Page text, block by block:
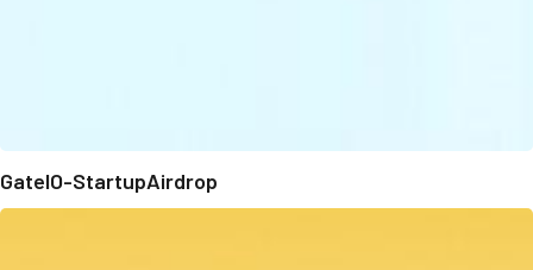
GateIO-StartupAirdrop